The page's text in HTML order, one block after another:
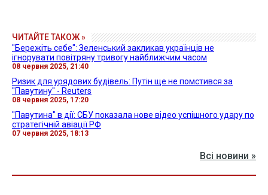
ЧИТАЙТЕ ТАКОЖ »
"Бережіть себе": Зеленський закликав українців не
ігнорувати повітряну тривогу найближчим часом
08 червня 2025, 21:40
Ризик для урядових будівель: Путін ще не помстився за
"Павутину" - Reuters
08 червня 2025, 17:20
"Павутина" в дії: СБУ показала нове відео успішного удару по
стратегічній авіації РФ
07 червня 2025, 18:13
Всі новини »